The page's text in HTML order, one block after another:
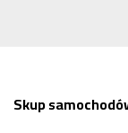
Skup